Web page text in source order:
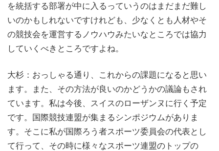
を統括する部署が中に入るっていうのはまだまだ難し
いのかもしれないですけれども、少なくとも人材やそ
の競技会を運営するノウハウみたいなところでは協力
していくべきところですよね。
大杉：おっしゃる通り、これからの課題になると思い
ます。また、その方法が良いのかどうかの議論もされ
ています。私は今後、スイスのローザンヌに行く予定
です。国際競技連盟が集まるシンポジウムがありま
す。そこに私が国際ろう者スポーツ委員会の代表とし
て行って、その時に様々なスポーツ連盟のトップの